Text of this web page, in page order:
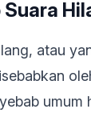
atau
umum